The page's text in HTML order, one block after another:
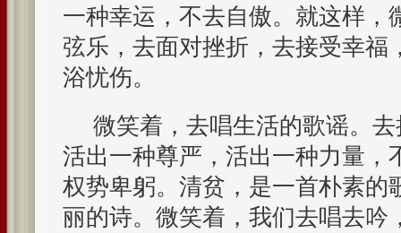
一种幸运，不去自傲。就这样，
弦乐，去面对挫折，去接受幸福
浴忧伤。
微笑着，去唱生活的歌谣。去
活出一种尊严，活出一种力量，
权势卑躬。清贫，是一首朴素的
丽的诗。微笑着，我们去唱去吟